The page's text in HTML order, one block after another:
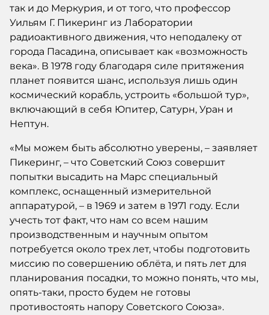
так и до Меркурия, и от того, что профессор
Уильям Г. Пикеринг из Лаборатории
радиоактивного движения, что неподалеку от
города Пасадина, описывает как «возможность
века». В 1978 году благодаря силе притяжения
планет появится шанс, используя лишь один
космический корабль, устроить «большой тур»,
включающий в себя Юпитер, Сатурн, Уран и
Нептун.
«Мы можем быть абсолютно уверены, – заявляет
Пикеринг, – что Советский Союз совершит
попытки высадить на Марс специальный
комплекс, оснащенный измерительной
аппаратурой, – в 1969 и затем в 1971 году. Если
учесть тот факт, что нам со всем нашим
производственным и научным опытом
потребуется около трех лет, чтобы подготовить
миссию по совершению облёта, и пять лет для
планирования посадки, то можно понять, что мы,
опять-таки, просто будем не готовы
противостоять напору Советского Союза».